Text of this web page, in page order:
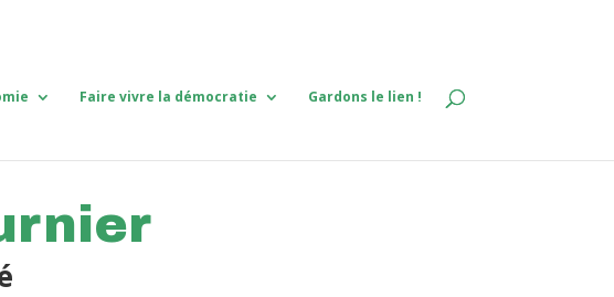
Faire vivre la démocratie Gardons le lien !